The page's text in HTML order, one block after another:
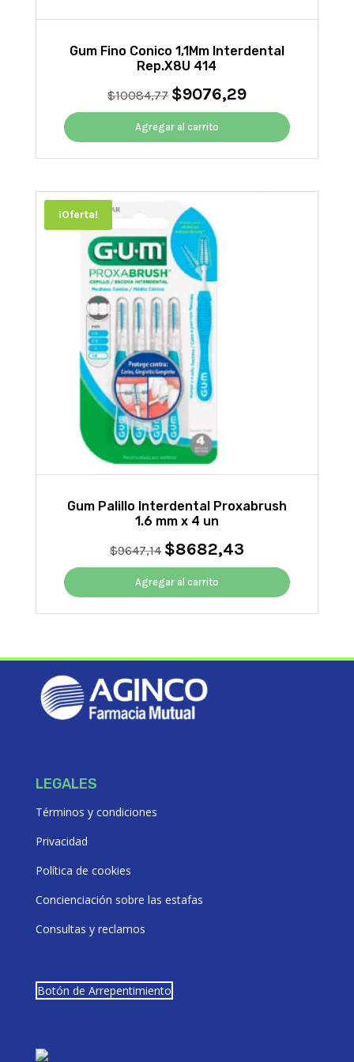
Gum Fino Conico 1,1Mm Interdental
Rep.X8U 414
$10084,77 El
precio
original
era:
$10084,77.
$9076,29El
precio
es:
$9076,29.
Agregar al carrito
¡Oferta!
Gum Palillo Interdental Proxabrush
1.6 mm x 4 un
$9647,14 El
precio
original
era:
$9647,14.
$8682,43El
precio
es:
$8682,43.
Agregar al carrito
LEGALES
Términos y condiciones
Privacidad
Política de cookies
Concienciación sobre las estafas
Consultas y reclamos
Botón de Arrepentimiento